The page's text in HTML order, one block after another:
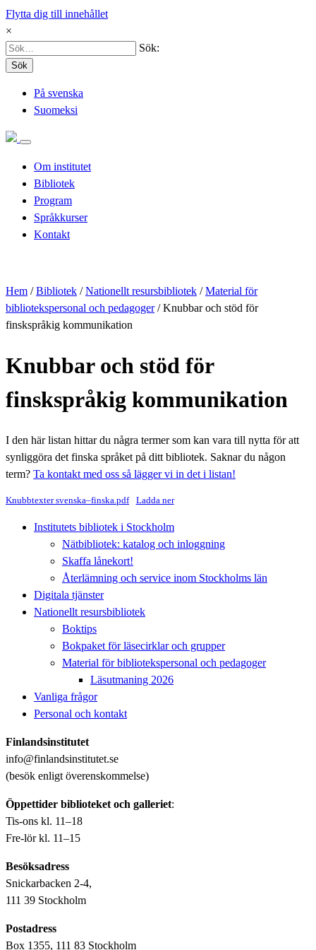
Flytta dig till innehållet
×
Sök:
Sök
På svenska
Suomeksi
Om institutet
Bibliotek
Program
Språkkurser
Kontakt
Hem /Bibliotek /Nationellt resursbibliotek /Material för
bibliotekspersonal och pedagoger/Knubbar och stöd för
finskspråkig kommunikation
Knubbar och stöd för
finskspråkig kommunikation
I den här listan hittar du några termer som kan vara till nytta för att
synliggöra det finska språket på ditt bibliotek. Saknar du någon
term? Ta kontakt med oss så lägger vi in det i listan!
Knubbtexter svenska–finska.pdf Ladda ner
Institutets bibliotek i Stockholm
Nätbibliotek: katalog och inloggning
Skaffa lånekort!
Återlämning och service inom Stockholms län
Digitala tjänster
Nationellt resursbibliotek
Boktips
Bokpaket för läsecirklar och grupper
Material för bibliotekspersonal och pedagoger
Läsutmaning 2026
Vanliga frågor
Personal och kontakt
Finlandsinstitutet
info@finlandsinstitutet.se
(besök enligt överenskommelse)
Öppettider biblioteket och galleriet:
Tis-ons kl. 11–18
Fre-lör kl. 11–15
Besöksadress
Snickarbacken 2-4,
111 39 Stockholm
Postadress
Box 1355, 111 83 Stockholm